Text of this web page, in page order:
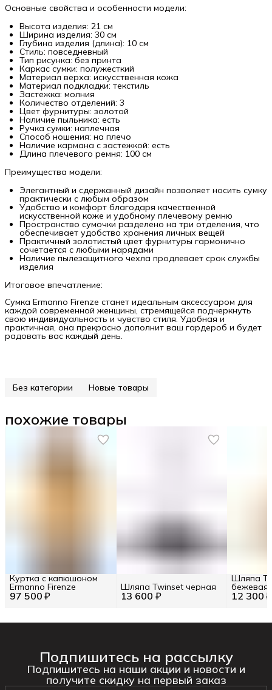
Основные свойства и особенности модели:
Высота изделия: 21 см
Ширина изделия: 30 см
Глубина изделия (длина): 10 см
Стиль: повседневный
Тип рисунка: без принта
Каркас сумки: полужесткий
Материал верха: искусственная кожа
Материал подкладки: текстиль
Застежка: молния
Количество отделений: 3
Цвет фурнитуры: золотой
Наличие пыльника: есть
Ручка сумки: наплечная
Способ ношения: на плечо
Наличие кармана с застежкой: есть
Длина плечевого ремня: 100 см
Преимущества модели:
Элегантный и сдержанный дизайн позволяет носить сумку
практически с любым образом
Удобство и комфорт благодаря качественной
искусственной коже и удобному плечевому ремню
Пространство сумочки разделено на три отделения, что
обеспечивает удобство хранения личных вещей
Практичный золотистый цвет фурнитуры гармонично
сочетается с любыми нарядами
Наличие пылезащитного чехла продлевает срок службы
изделия
Итоговое впечатление:
Сумка Ermanno Firenze станет идеальным аксессуаром для
каждой современной женщины, стремящейся подчеркнуть
свою индивидуальность и чувство стиля. Удобная и
практичная, она прекрасно дополнит ваш гардероб и будет
радовать вас каждый день.
Без категории Новые товары
похожие товары
97 500 ₽
Куртка с капюшоном
Ermanno Firenze
13 600 ₽
Шляпа Twinset черная
12 300 ₽
Шляпа
бежевая
Подпишитесь на рассылку
Подпишитесь на наши акции и новости и
получите скидку на первый заказ